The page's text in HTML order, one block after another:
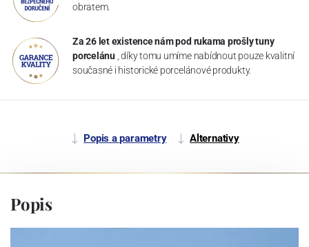
obratem.
Za 26 let existence nám pod rukama prošly tuny
porcelánu , díky tomu umíme nabídnout pouze kvalitní
současné i historické porcelánové produkty.
Popis a parametry Alternativy
Popis